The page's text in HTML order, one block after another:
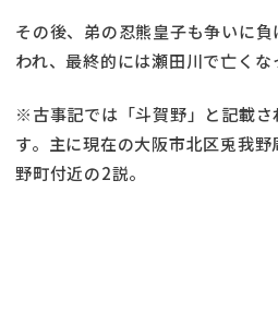
その後、弟の忍熊皇子も争いに
われ、最終的には瀬田川で亡くな
※古事記では「斗賀野」と記載さ
す。主に現在の大阪市北区兎我
野町付近の2説。